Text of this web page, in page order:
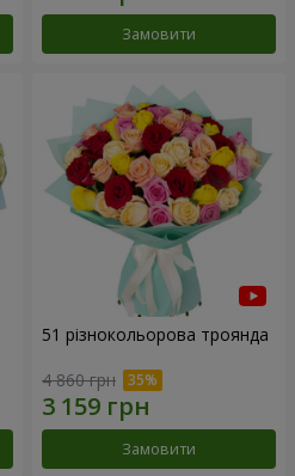
Замовити
51 різнокольорова троянда
4 860 грн
Замовити